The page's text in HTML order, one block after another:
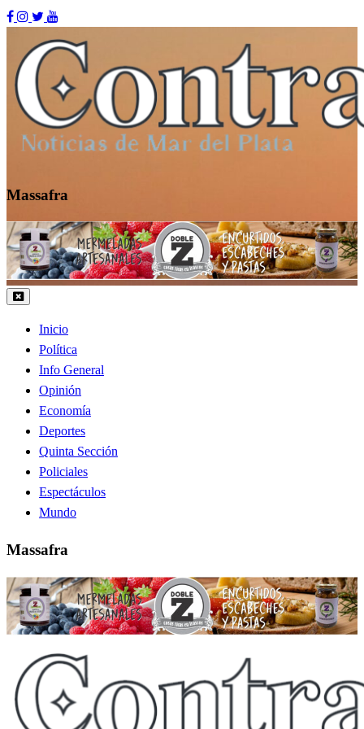
Skip
content
Contraste MDP
Massafra
Inicio
Política
Info General
Opinión
Economía
Deportes
Quinta Sección
Policiales
Espectáculos
Mundo
Massafra